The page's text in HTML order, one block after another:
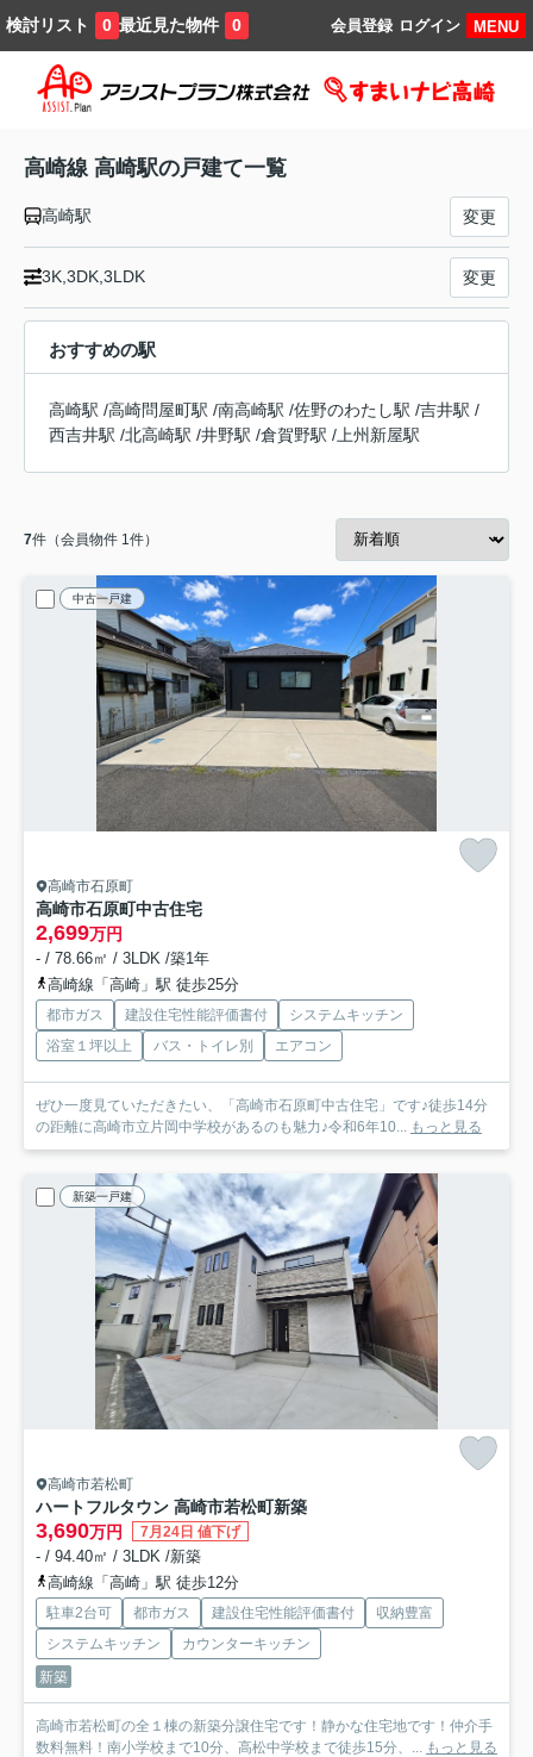
検討リスト 0 最近見た物件 0 MENU
ログイン
会員登録
高崎線 高崎駅の戸建て一覧
高崎駅 変更
3K,3DK,3LDK 変更
おすすめの駅
高崎駅 /高崎問屋町駅 /南高崎駅 /佐野のわたし駅 /吉井駅 /
西吉井駅 /北高崎駅 /井野駅 /倉賀野駅 / 上州新屋駅
7件（会員物件 1件）
中古一戸建
高崎市石原町
高崎市石原町中古住宅
2,699万円
- / 78.66㎡ / 3LDK /築1年
高崎線「高崎」駅 徒歩25分
都市ガス 建設住宅性能評価書付
システムキッチン
浴室１坪以上
バス・トイレ別 エアコン
ぜひ一度見ていただきたい、「高崎市石原町中古住宅」です♪徒歩14分
の距離に高崎市立片岡中学校があるのも魅力♪令和6年10...
もっと見る
新築一戸建
高崎市若松町
ハートフルタウン 高崎市若松町新築
3,690万円 7月24日 値下げ
- / 94.40㎡ / 3LDK /新築
高崎線「高崎」駅 徒歩12分
駐車2台可 都市ガス 建設住宅性能評価書付
収納豊富
システムキッチン
カウンターキッチン
新築
高崎市若松町の全１棟の新築分譲住宅です！静かな住宅地です！仲介手
数料無料！南小学校まで10分、高松中学校まで徒歩15分、...
もっと見る